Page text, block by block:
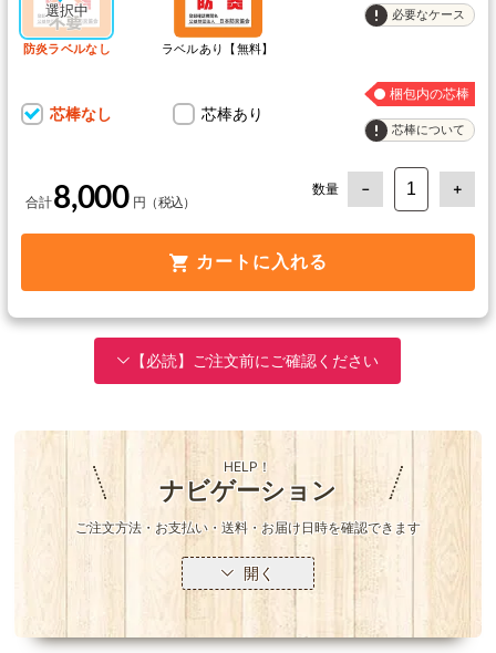
8,000
防炎ラベルなし ラベルあり【無料】
必要なケース
芯棒なし 芯棒あり
梱包内の芯棒
芯棒について
数量
カートに入れる
【必読】ご注文前にご確認ください
HELP！
ナビゲーション
ご注文方法・お支払い・送料・お届け日時を確認できます
開く